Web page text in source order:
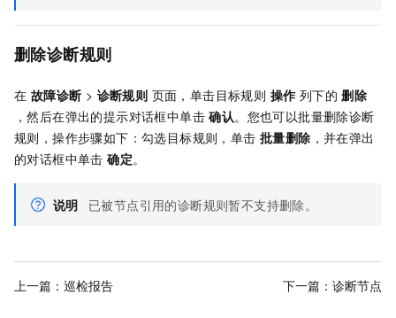
删除诊断规则
在 故障诊断 > 诊断规则 页面，单击目标规则 操作 列下的删除
，然后在弹出的提示对话框中单击确认。您也可以批量删除诊断
规则，操作步骤如下：勾选目标规则，单击 批量删除 ，并在弹出
的对话框中单击确定。
说明 已被节点引用的诊断规则暂不支持删除。
上一篇： 巡检报告 下一篇： 诊断节点